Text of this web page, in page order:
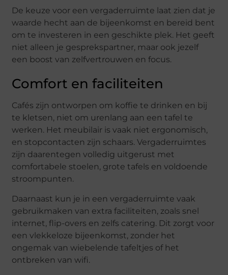
De keuze voor een vergaderruimte laat zien dat je
waarde hecht aan de bijeenkomst en bereid bent
om te investeren in een geschikte plek. Het geeft
niet alleen je gesprekspartner, maar ook jezelf
een boost van zelfvertrouwen en focus.
Comfort en faciliteiten
Cafés zijn ontworpen om koffie te drinken en bij
te kletsen, niet om urenlang aan een tafel te
werken. Het meubilair is vaak niet ergonomisch,
en stopcontacten zijn schaars. Vergaderruimtes
zijn daarentegen volledig uitgerust met
comfortabele stoelen, grote tafels en voldoende
stroompunten.
Daarnaast kun je in een vergaderruimte vaak
gebruikmaken van extra faciliteiten, zoals snel
internet, flip-overs en zelfs catering. Dit zorgt voor
een vlekkeloze bijeenkomst, zonder het
ongemak van wiebelende tafeltjes of het
ontbreken van wifi.